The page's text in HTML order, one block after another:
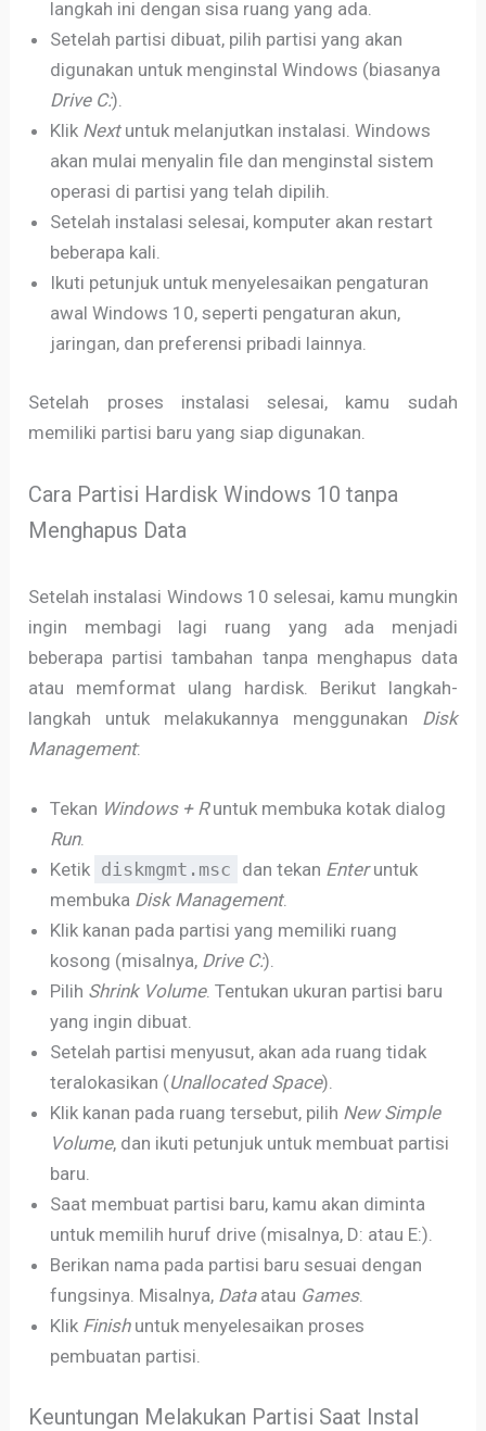
langkah ini dengan sisa ruang yang ada.
Setelah partisi dibuat, pilih partisi yang akan
digunakan untuk menginstal Windows (biasanya
Drive C:).
Klik Nextuntuk melanjutkan instalasi. Windows
akan mulai menyalin file dan menginstal sistem
operasi di partisi yang telah dipilih.
Setelah instalasi selesai, komputer akan restart
beberapa kali.
Ikuti petunjuk untuk menyelesaikan pengaturan
awal Windows 10, seperti pengaturan akun,
jaringan, dan preferensi pribadi lainnya.
Setelah proses instalasi selesai, kamu sudah
memiliki partisi baru yang siap digunakan.
Cara Partisi Hardisk Windows 10 tanpa
Menghapus Data
Setelah instalasi Windows 10 selesai, kamu mungkin
ingin membagi lagi ruang yang ada menjadi
beberapa partisi tambahan tanpa menghapus data
atau memformat ulang hardisk. Berikut langkah-
langkah untuk melakukannya menggunakan Disk
Management:
Tekan Windows + Runtuk membuka kotak dialog
Run.
Ketik diskmgmt.msc dan tekan Enteruntuk
membuka Disk Management.
Klik kanan pada partisi yang memiliki ruang
kosong (misalnya, Drive C:).
Pilih Shrink Volume. Tentukan ukuran partisi baru
yang ingin dibuat.
Setelah partisi menyusut, akan ada ruang tidak
teralokasikan (Unallocated Space).
Klik kanan pada ruang tersebut, pilih New Simple
Volume, dan ikuti petunjuk untuk membuat partisi
baru.
Saat membuat partisi baru, kamu akan diminta
untuk memilih huruf drive (misalnya, D: atau E:).
Berikan nama pada partisi baru sesuai dengan
fungsinya. Misalnya, Dataatau Games.
Klik Finishuntuk menyelesaikan proses
pembuatan partisi.
Keuntungan Melakukan Partisi Saat Instal